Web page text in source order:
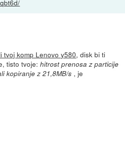
tvoj komp Lenovo y580, disk bi ti
tisto tvoje:hitrost prenosa z particije
kopiranje z 21,8MB/s , je